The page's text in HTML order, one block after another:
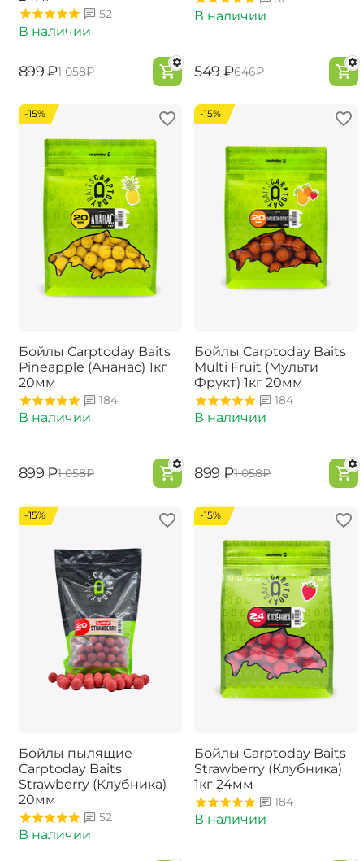
52
В наличии
‍899‍ ₽‍1 058‍₽
В наличии
‍549‍ ₽‍646‍₽
-15%
Бойлы Carptoday Baits
Pineapple (Ананас) 1кг
20мм
184
В наличии
‍899‍ ₽‍1 058‍₽
-15%
Бойлы Carptoday Baits
Multi Fruit (Мульти
Фрукт) 1кг 20мм
184
В наличии
‍899‍ ₽‍1 058‍₽
-15%
Бойлы пылящие
Carptoday Baits
Strawberry (Клубника)
20мм
52
В наличии
-15%
Бойлы Carptoday Baits
Strawberry (Клубника)
1кг 24мм
184
В наличии